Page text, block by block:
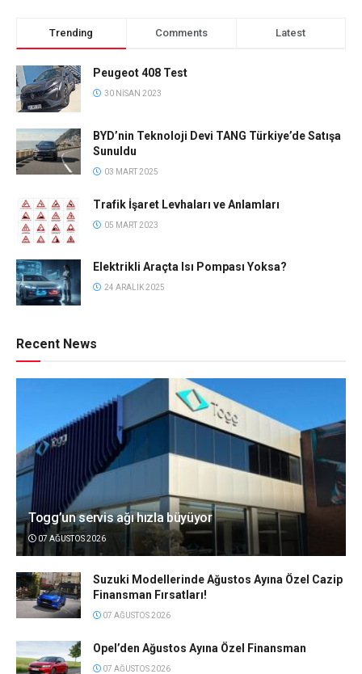
Trending Comments Latest
Peugeot 408 Test
30 NISAN 2023
BYD’nin Teknoloji Devi TANG Türkiye’de Satışa
Sunuldu
03 MART 2025
Trafik İşaret Levhaları ve Anlamları
05 MART 2023
Elektrikli Araçta Isı Pompası Yoksa?
24 ARALIK 2025
Recent News
Togg’un servis ağı hızla büyüyor
07 AĞUSTOS 2026
Suzuki Modellerinde Ağustos Ayına Özel Cazip
Finansman Fırsatları!
07 AĞUSTOS 2026
Opel’den Ağustos Ayına Özel Finansman
07 AĞUSTOS 2026